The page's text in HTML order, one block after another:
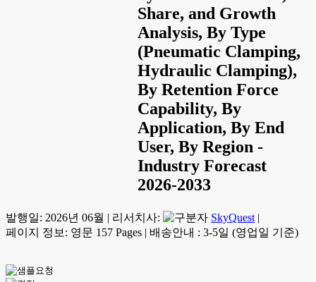
Share, and Growth
Analysis, By Type
(Pneumatic Clamping,
Hydraulic Clamping),
By Retention Force
Capability, By
Application, By End
User, By Region -
Industry Forecast
2026-2033
발행일: 2026년 06월 | 리서치사: SkyQuest |
페이지 정보: 영문 157 Pages | 배송안내 : 3-5일 (영업일 기준)